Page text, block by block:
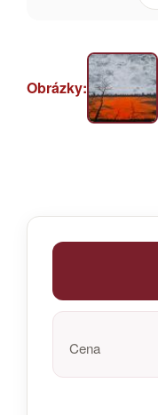
Obrázky:
Cena